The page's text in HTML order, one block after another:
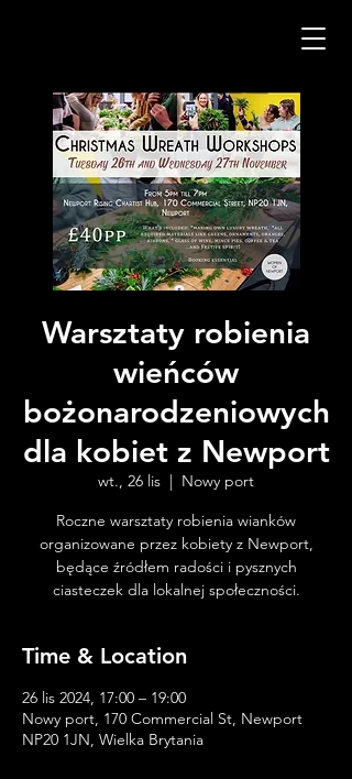
Warsztaty robienia
wieńców
bożonarodzeniowych
dla kobiet z Newport
wt., 26 lis
  |
Nowy port
Roczne warsztaty robienia wianków
organizowane przez kobiety z Newport,
będące źródłem radości i pysznych
ciasteczek dla lokalnej społeczności.
Time & Location
26 lis 2024, 17:00 – 19:00
Nowy port, 170 Commercial St, Newport
NP20 1JN, Wielka Brytania